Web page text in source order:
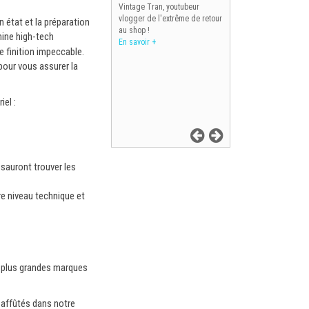
état et la préparation
high-tech
finition impeccable.
vous assurer la
:
trouver les
niveau technique et
grandes marques
dans notre
Vintage Tran, youtubeur
vlogger de l'extrême de retour
au shop !
En savoir +